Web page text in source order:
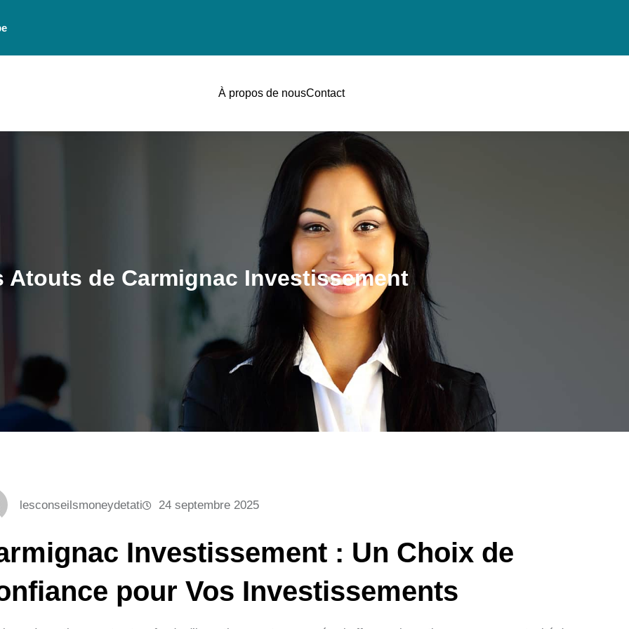
À propos de nousContact
de Carmignac Investissement
lesconseilsmoneydetati 24 septembre 2025
Investissement : Un Choix de
pour Vos Investissements